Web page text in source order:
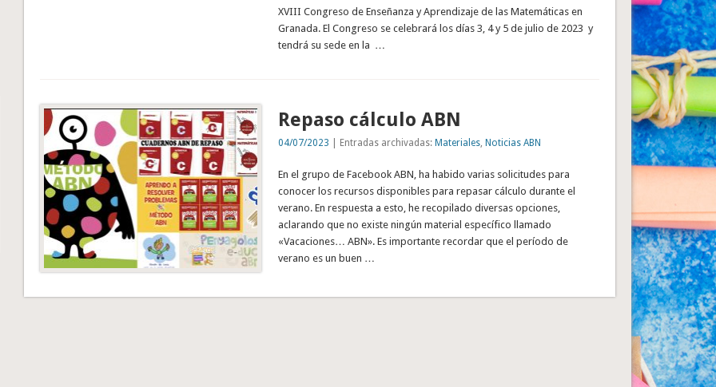
XVIII Congreso de Enseñanza y Aprendizaje de las Matemáticas en
Granada. El Congreso se celebrará los días 3, 4 y 5 de julio de 2023 y
tendrá su sede en la …
Repaso cálculo ABN
04/07/2023 | Entradas archivadas: Materiales, Noticias ABN
En el grupo de Facebook ABN, ha habido varias solicitudes para
conocer los recursos disponibles para repasar cálculo durante el
verano. En respuesta a esto, he recopilado diversas opciones,
aclarando que no existe ningún material específico llamado
«Vacaciones… ABN». Es importante recordar que el período de
verano es un buen …